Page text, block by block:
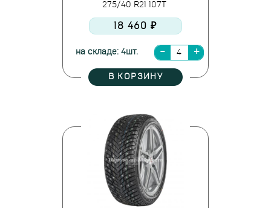
275/40 R21 107T
18 460 ₽
на складе: 4шт.
В КОРЗИНУ